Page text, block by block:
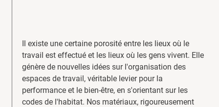
Il existe une certaine porosité entre les lieux où le
travail est effectué et les lieux où les gens vivent. Elle
génère de nouvelles idées sur l'organisation des
espaces de travail, véritable levier pour la
performance et le bien-être, en s'orientant sur les
codes de l'habitat. Nos matériaux, rigoureusement